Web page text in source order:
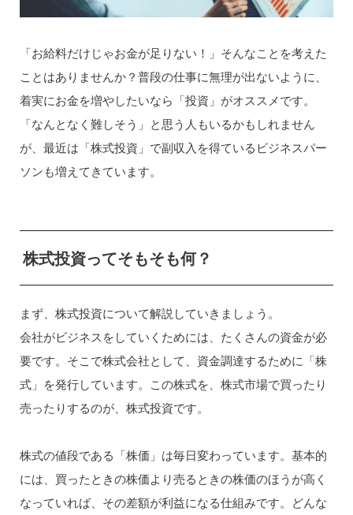
「お給料だけじゃお金が足りない！」そんなことを考えた
ことはありませんか？普段の仕事に無理が出ないように、
着実にお金を増やしたいなら「投資」がオススメです。
「なんとなく難しそう」と思う人もいるかもしれません
が、最近は「株式投資」で副収入を得ているビジネスパー
ソンも増えてきています。
株式投資ってそもそも何？
まず、株式投資について解説していきましょう。
会社がビジネスをしていくためには、たくさんの資金が必
要です。そこで株式会社として、資金調達するために「株
式」を発行しています。この株式を、株式市場で買ったり
売ったりするのが、株式投資です。
株式の値段である「株価」は毎日変わっています。基本的
には、買ったときの株価より売るときの株価のほうが高く
なっていれば、その差額が利益になる仕組みです。どんな